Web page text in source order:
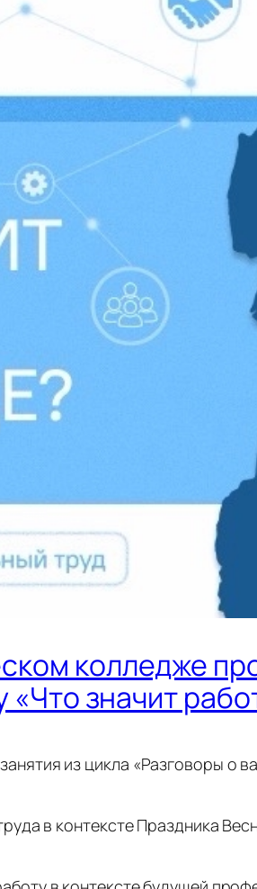
колледже
значит
из цикла «Разговоры о
в контексте Праздника